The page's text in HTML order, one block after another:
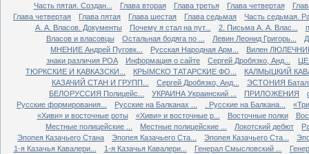
Часть пятая. Создан...
Глава вторая Глава третья Глава четвертая
Глава четвертая
Глава пятая Глава шестая Глава седьмая
Часть седьмая.
А. А. Власов. Документы
Почему я стал на пут... 2. Письма А. А. Влас...
Власов и власовцы
Остальная бодяга по ... Левин Леонид Григорь...
МНЕНИЕ Андрей Пуговк...
Русская Народная Арм...
Вилен
знаки различия РОА
Информация о сайте Сергей Дробязко, Анд...
ТЮРКСКИЕ И КАВКАЗСКИ...
КРЫМСКО ТАТАРСКИЕ ФО...
КАЛМЫЦКИЙ
КАЗАЧИЙ СТАН И ГРУПП...
Сергей Дробязко, Анд...
ЭСТОНИЯ
БЕЛОРУССИЯ Полицейс...
УКРАИНА Украинский ... ПРИЛОЖЕНИЯ
Русские формирования...
Русские на Балканах ... . Русские на Балкана...
«Хиви» и восточные роты
«Хиви» и восточные р... Восточные полки
Местные полицейские ...
Местные полицейские ... Локотский дебют
Эпопея Казачьего Стана
Эпопея Казачьего Ста... Эпопея Казачьего Ста...
1-я Казачья Кавалери...
1-я Казачья Кавалери... Генерал Смысловский ...